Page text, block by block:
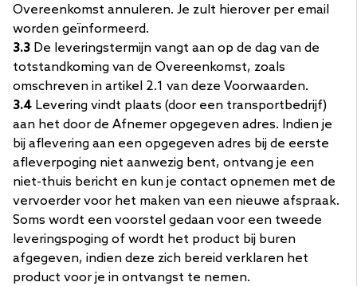
Overeenkomst annuleren. Je zult hierover per email
worden geïnformeerd.
3.3 De leveringstermijn vangt aan op de dag van de
totstandkoming van de Overeenkomst, zoals
omschreven in artikel 2.1 van deze Voorwaarden.
3.4 Levering vindt plaats (door een transportbedrijf)
aan het door de Afnemer opgegeven adres. Indien je
bij aflevering aan een opgegeven adres bij de eerste
afleverpoging niet aanwezig bent, ontvang je een
niet-thuis bericht en kun je contact opnemen met de
vervoerder voor het maken van een nieuwe afspraak.
Soms wordt een voorstel gedaan voor een tweede
leveringspoging of wordt het product bij buren
afgegeven, indien deze zich bereid verklaren het
product voor je in ontvangst te nemen.